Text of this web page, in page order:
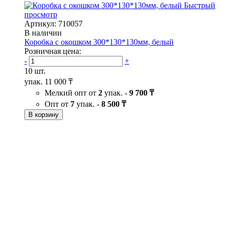
Быстрый
просмотр
Артикул: 710057
В наличии
Коробка с окошком 300*130*130мм, белый
Розничная цена:
-
+
10 шт.
упак. 11 000 ₸
Мелкий опт от 2 упак. - 9 700 ₸
Опт от 7 упак. - 8 500 ₸
В корзину